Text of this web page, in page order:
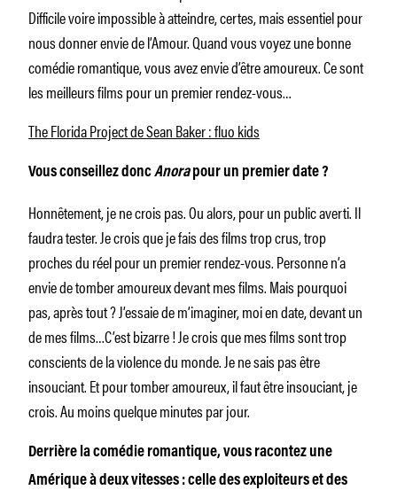
Difficile voire impossible à atteindre, certes, mais essentiel pour
nous donner envie de l’Amour. Quand vous voyez une bonne
comédie romantique, vous avez envie d’être amoureux. Ce sont
les meilleurs films pour un premier rendez-vous…
The Florida Project de Sean Baker : fluo kids
Vous conseillez doncAnorapour un premier date ?
Honnêtement, je ne crois pas. Ou alors, pour un public averti. Il
faudra tester. Je crois que je fais des films trop crus, trop
proches du réel pour un premier rendez-vous. Personne n’a
envie de tomber amoureux devant mes films. Mais pourquoi
pas, après tout ? J’essaie de m’imaginer, moi en date, devant un
de mes films…C’est bizarre ! Je crois que mes films sont trop
conscients de la violence du monde. Je ne sais pas être
insouciant. Et pour tomber amoureux, il faut être insouciant, je
crois. Au moins quelque minutes par jour.
Derrière la comédie romantique, vous racontez une
Amérique à deux vitesses : celle des exploiteurs et des